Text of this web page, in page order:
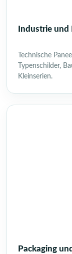
Industrie
Technische
Typenschilder,
Kleinserien.
Packaging